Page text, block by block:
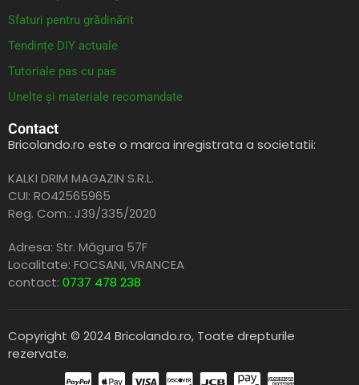
Sfaturi pentru grădinărit
Tendințe DIY actuale
Tutoriale pas cu pas
Unelte și materiale recomandate
Contact
Bricolando.ro este o marca inregistrata a societatii:
KALKI DRIM MAGAZIN S.R.L.
CUI: RO42565965
Reg. Com.: J39/335/2020
Adresa: Str. Măgura 57F
Localitate: FOCSANI,VRANCEA
contact: 0737 478 238
Copyright © 2024 Bricolando.ro, Toate drepturile
rezervate.